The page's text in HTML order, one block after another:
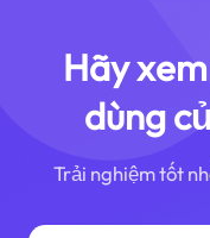
Hãy
dùng
Trải nghiệm tốt